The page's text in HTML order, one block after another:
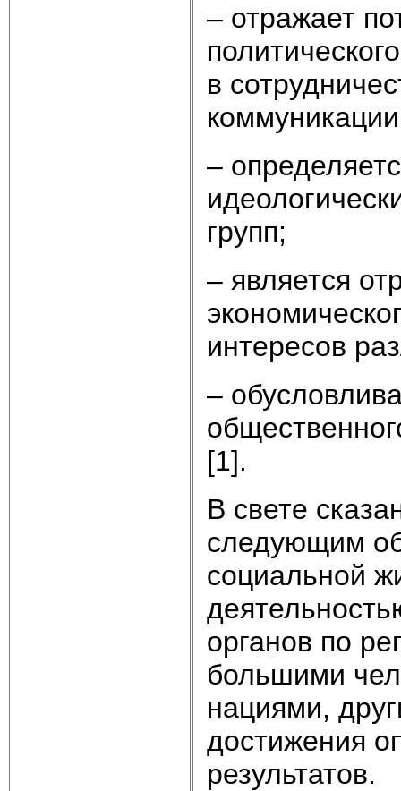
– отражает
в
–
групп;
– является
интересов
–
[1].
В свете
следующим
социальной
органов по
большими
нациями,
достижения
результатов.